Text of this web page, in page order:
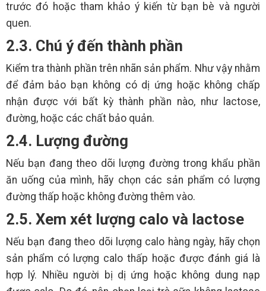
trước đó hoặc tham khảo ý kiến từ bạn bè và người
quen.
2.3. Chú ý đến thành phần
Kiểm tra thành phần trên nhãn sản phẩm. Như vậy nhằm
để đảm bảo bạn không có dị ứng hoặc không chấp
nhận được với bất kỳ thành phần nào, như lactose,
đường, hoặc các chất bảo quản.
2.4. Lượng đường
Nếu bạn đang theo dõi lượng đường trong khẩu phần
ăn uống của mình, hãy chọn các sản phẩm có lượng
đường thấp hoặc không đường thêm vào.
2.5. Xem xét lượng calo và lactose
Nếu bạn đang theo dõi lượng calo hàng ngày, hãy chọn
sản phẩm có lượng calo thấp hoặc được đánh giá là
hợp lý. Nhiều người bị dị ứng hoặc không dung nạp